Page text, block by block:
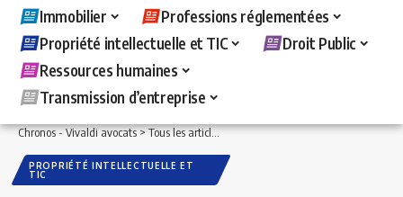
Immobilier
Professions réglementées
Propriété intellectuelle et TIC
Droit Public
Ressources humaines
Transmission d’entreprise
Chronos - Vivaldi avocats>Tous les articles >Propriété intellectuelle et TIC>Mise
PROPRIÉTÉ INTELLECTUELLE ET
TIC